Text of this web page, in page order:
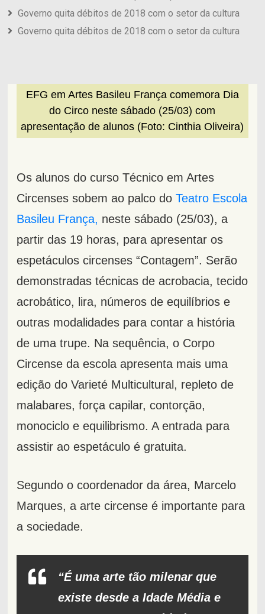
Governo quita débitos de 2018 com o setor da cultura
Governo quita débitos de 2018 com o setor da cultura
EFG em Artes Basileu França comemora Dia
do Circo neste sábado (25/03) com
apresentação de alunos (Foto: Cinthia Oliveira)
Os alunos do curso Técnico em Artes
Circenses sobem ao palco do Teatro Escola
Basileu França, neste sábado (25/03), a
partir das 19 horas, para apresentar os
espetáculos circenses “Contagem”. Serão
demonstradas técnicas de acrobacia, tecido
acrobático, lira, números de equilíbrios e
outras modalidades para contar a história
de uma trupe. Na sequência, o Corpo
Circense da escola apresenta mais uma
edição do Varieté Multicultural, repleto de
malabares, força capilar, contorção,
monociclo e equilibrismo. A entrada para
assistir ao espetáculo é gratuita.
Segundo o coordenador da área, Marcelo
Marques, a arte circense é importante para
a sociedade.
“É uma arte tão milenar que
existe desde a Idade Média e